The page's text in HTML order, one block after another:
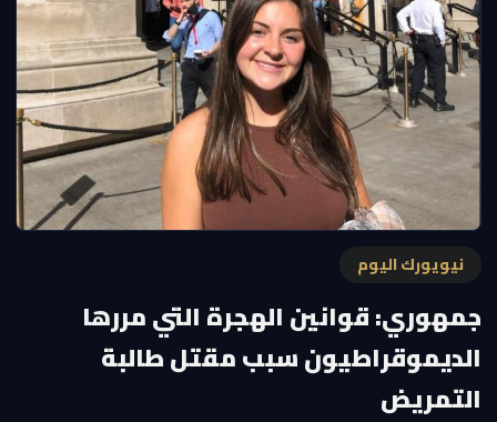
نيويورك اليوم
جمهوري: قوانين الهجرة التي مررها
الديموقراطيون سبب مقتل طالبة
التمريض